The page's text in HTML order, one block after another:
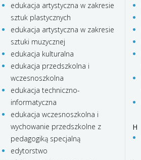
edukacja artystyczna w zakresie
sztuk plastycznych
edukacja artystyczna w zakresie
sztuki muzycznej
edukacja kulturalna
edukacja przedszkolna i
wczesnoszkolna
edukacja techniczno-
informatyczna
edukacja wczesnoszkolna i
wychowanie przedszkolne z
pedagogiką specjalną
edytorstwo
H